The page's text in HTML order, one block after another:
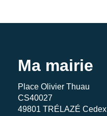
Ma mairie
Place Olivier Thuau
CS40027
49801 TRÉLAZÉ Cedex